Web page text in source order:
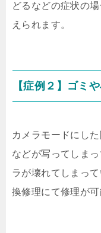
どるなどの症状の
えられます。
【症例２】ゴミ
カメラモードにし
などが写ってしま
ラが壊れてしまっ
換修理にて修理が